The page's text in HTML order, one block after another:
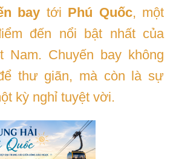
bay tới Phú Quốc, một
đến nổi bật nhất của
Nam. Chuyến bay không
thư giãn, mà còn là sự
kỳ nghỉ tuyệt vời.